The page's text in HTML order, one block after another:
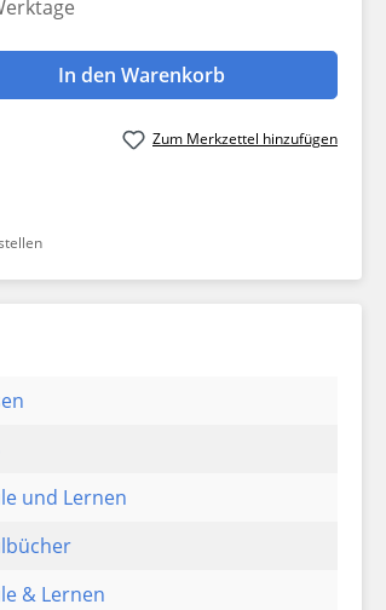
den gewünschten Wert
In den Warenkorb
Zum Merkzettel hinzufügen
und Lernen
& Lernen